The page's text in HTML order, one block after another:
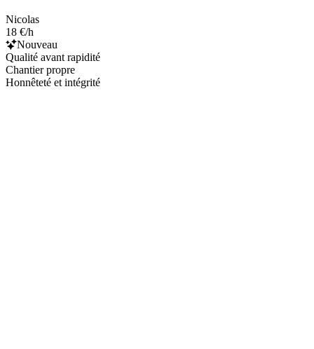
Nicolas
18 €/h
Nouveau
Qualité avant rapidité
Chantier propre
Honnêteté et intégrité